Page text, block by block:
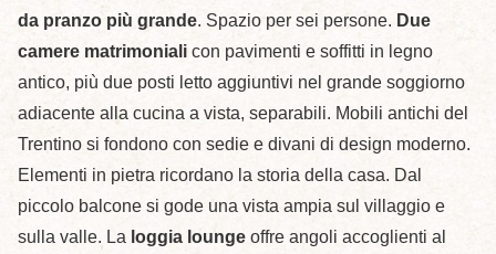
da pranzo più grande. Spazio per sei persone. Due
camere matrimoniali con pavimenti e soffitti in legno
antico, più due posti letto aggiuntivi nel grande soggiorno
adiacente alla cucina a vista, separabili. Mobili antichi del
Trentino si fondono con sedie e divani di design moderno.
Elementi in pietra ricordano la storia della casa. Dal
piccolo balcone si gode una vista ampia sul villaggio e
sulla valle. La loggia lounge offre angoli accoglienti al